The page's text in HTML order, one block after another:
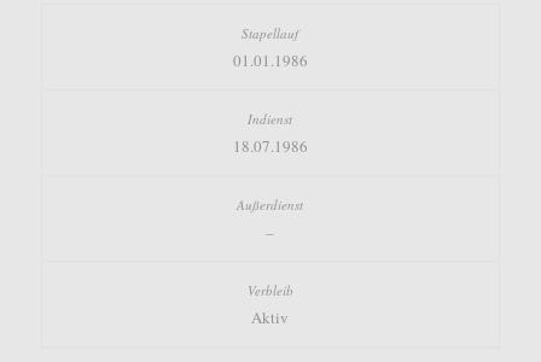
01.01.1986
18.07.1986
–
Aktiv